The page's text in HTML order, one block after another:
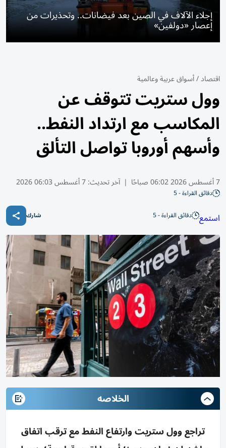
إجلاء الآلاف في الصين بعد فيضانات.. وتحذيرات من
إعصار «دولفين»
اقتصاد/أسواق عربية وعالمية
وول ستريت تتوقف عن
المكاسب مع ارتداد النفط..
وأسهم أوروبا تواصل التألق
7 أغسطس 2026 06:02 صباحًا | آخر تحديث:7 أغسطس 06:03 2026
دقائق القراءة - 5
استمع دقائق القراءة - 5 شارك
الخلاصه
تراجع وول ستريت وارتفاع النفط مع ترقب اتفاق